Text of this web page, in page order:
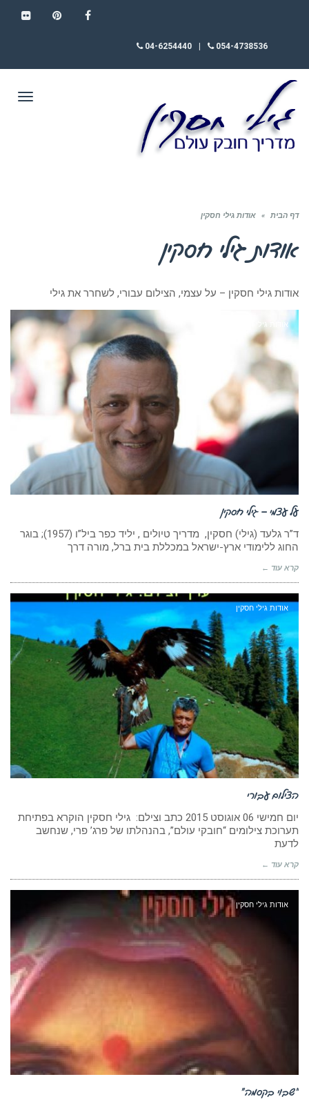
054-4738536
04-6254440
דף הבית » אודות גילי חסקין
אודות גילי חסקין
אודות גילי חסקין – על עצמי, הצילום עבורי, לשחרר את גילי
אודות גילי חסקין
על עצמי – גילי חסקין
ד”ר גלעד (גילי) חסקין, מדריך טיולים , יליד כפר ביל”ו (1957); בוגר
החוג ללימודי ארץ-ישראל במכללת בית ברל, מורה דרך
קרא עוד ←
אודות גילי חסקין
הצילום עבורי
‏יום חמישי 06 אוגוסט 2015 כתב וצילם: גילי חסקין הוקרא בפתיחת
תערוכת צילומים “חובקי עולם”, בהנהלתו של פרג’ פרי, שנחשב
לדעת
קרא עוד ←
אודות גילי חסקין
“שבוי בקסמה”